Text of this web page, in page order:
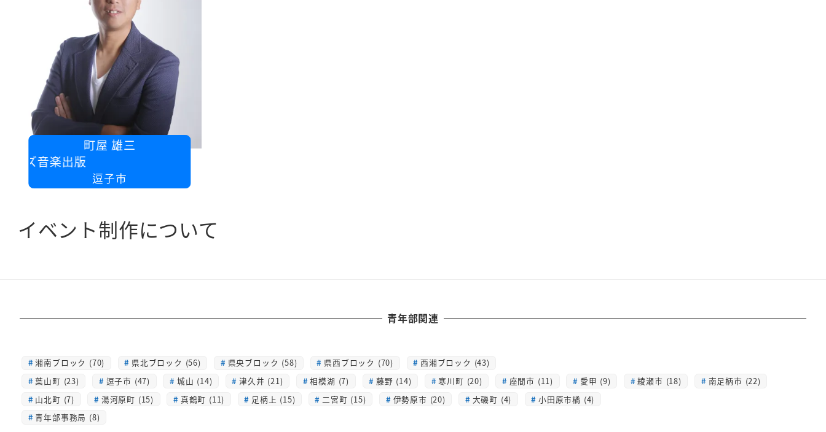
町屋 雄三
ズ音楽出版
逗子市
イベント制作について
青年部関連
湘南ブロック (70) 県北ブロック (56) 県央ブロック (58) 県西ブロック (70)
西湘ブロック (43)
葉山町 (23)
逗子市 (47) 城山 (14) 津久井 (21) 相模湖 (7) 藤野 (14) 寒川町 (20) 座間市 (11) 愛甲 (9) 綾瀬市 (18)
南足柄市 (22)
山北町 (7)
湯河原町 (15) 真鶴町 (11) 足柄上 (15) 二宮町 (15) 伊勢原市 (20) 大磯町 (4)
小田原市橘 (4)
青年部事務局 (8)